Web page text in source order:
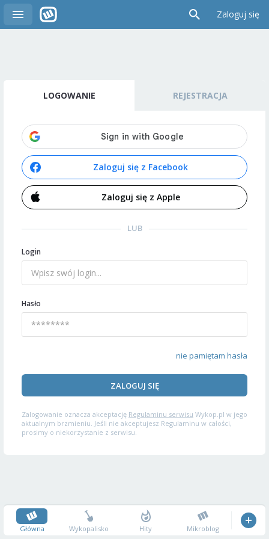
Zaloguj się
LOGOWANIE REJESTRACJA
Zaloguj się z Facebook
Zaloguj się z Apple
LUB
Login
Hasło
nie pamiętam hasła
ZALOGUJ SIĘ
Zalogowanie oznacza akceptację Regulaminu serwisu Wykop.pl w jego
aktualnym brzmieniu. Jeśli nie akceptujesz Regulaminu w całości,
prosimy o niekorzystanie z serwisu.
Główna Wykopalisko Hity Mikroblog